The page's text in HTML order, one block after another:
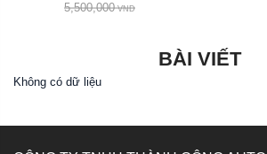
5,500,000 VND
BÀI VIẾT
Không có dữ liệu